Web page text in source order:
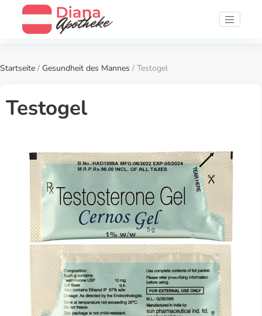
Startseite / Gesundheit des Mannes / Testogel
Testogel